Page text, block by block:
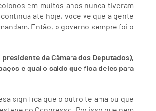
em muitos anos nunca tiveram
até hoje, você vê que a gente
Então, o governo sempre foi o
da Câmara dos Deputados),
e qual o saldo que fica deles para
significa que o outro te ama ou que